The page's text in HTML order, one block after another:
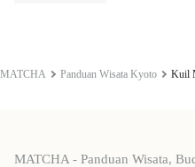
MATCHA Panduan Wisata Kyoto Kuil
MATCHA - Panduan Wisata,